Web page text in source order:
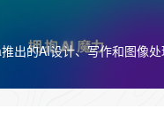
出的AI设计、写作和图像